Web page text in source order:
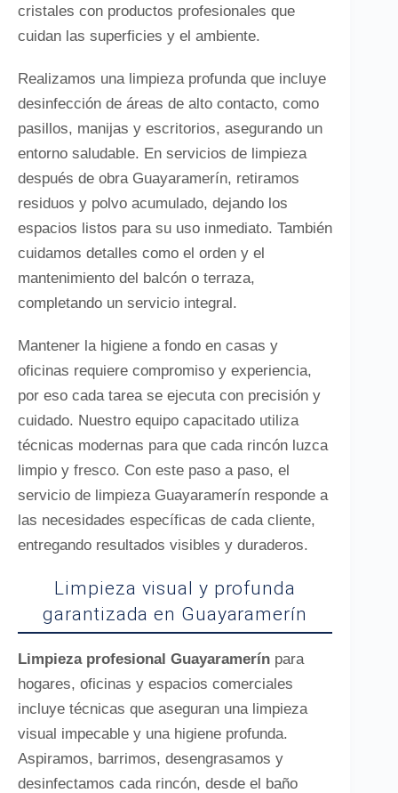
cristales con productos profesionales que
cuidan las superficies y el ambiente.
Realizamos una limpieza profunda que incluye
desinfección de áreas de alto contacto, como
pasillos, manijas y escritorios, asegurando un
entorno saludable. En servicios de limpieza
después de obra Guayaramerín, retiramos
residuos y polvo acumulado, dejando los
espacios listos para su uso inmediato. También
cuidamos detalles como el orden y el
mantenimiento del balcón o terraza,
completando un servicio integral.
Mantener la higiene a fondo en casas y
oficinas requiere compromiso y experiencia,
por eso cada tarea se ejecuta con precisión y
cuidado. Nuestro equipo capacitado utiliza
técnicas modernas para que cada rincón luzca
limpio y fresco. Con este paso a paso, el
servicio de limpieza Guayaramerín responde a
las necesidades específicas de cada cliente,
entregando resultados visibles y duraderos.
Limpieza visual y profunda
garantizada en Guayaramerín
Limpieza profesional Guayaramerín para
hogares, oficinas y espacios comerciales
incluye técnicas que aseguran una limpieza
visual impecable y una higiene profunda.
Aspiramos, barrimos, desengrasamos y
desinfectamos cada rincón, desde el baño